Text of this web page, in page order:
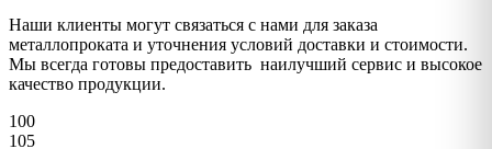
Наши клиенты могут связаться с нами для заказа
металлопроката и уточнения условий доставки и стоимости.
Мы всегда готовы предоставить наилучший сервис и высокое
качество продукции.
100
105